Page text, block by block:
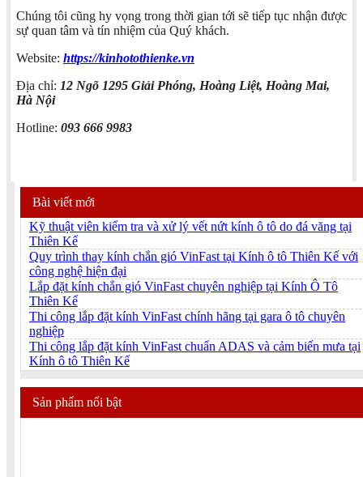
Chúng tôi cũng hy vọng trong thời gian tới sẽ tiếp tục nhận được
sự quan tâm và tín nhiệm của Quý khách.
Website: https://kinhotothienke.vn
Địa chỉ: 12 Ngõ 1295 Giải Phóng, Hoàng Liệt, Hoàng Mai,
Hà Nội
Hotline: 093 666 9983
Bài viết mới
Kỹ thuật viên kiểm tra và xử lý vết nứt kính ô tô do đá văng tại
Thiên Kế
Quy trình thay kính chắn gió VinFast tại Kính ô tô Thiên Kế với
công nghệ hiện đại
Lắp đặt kính chắn gió VinFast chuyên nghiệp tại Kính Ô Tô
Thiên Kế
Thi công lắp đặt kính VinFast chính hãng tại gara ô tô chuyên
nghiệp
Thi công lắp đặt kính VinFast chuẩn ADAS và cảm biến mưa tại
Kính ô tô Thiên Kế
Sản phẩm nổi bật